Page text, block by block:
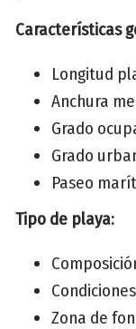
Características
Longitud
Anchura
Grado
Grado
Paseo
Tipo de playa:
Zona de